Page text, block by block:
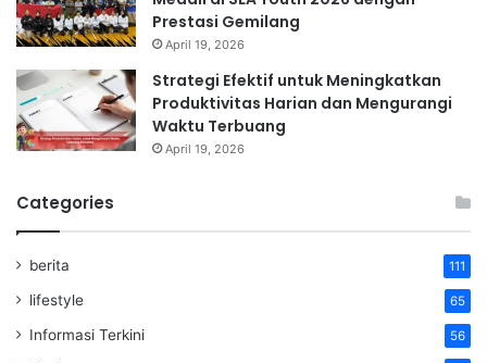
Prestasi Gemilang
April 19, 2026
Strategi Efektif untuk Meningkatkan
Produktivitas Harian dan Mengurangi
Waktu Terbuang
April 19, 2026
Categories
berita 111
lifestyle 65
Informasi Terkini 56